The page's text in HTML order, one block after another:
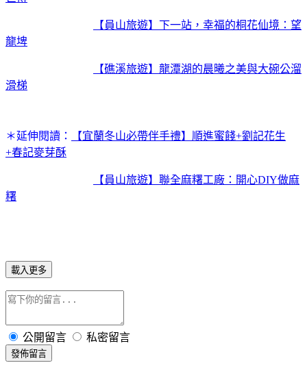
【員山旅遊】下一站，幸福的桐花仙境：望
龍埤
【礁溪旅遊】龍潭湖的晨曦之美與大碗公溜
滑梯
＊延伸閱讀：
【宜蘭冬山必帶伴手禮】順進蜜餞+劉記花生
+春記麥芽酥
【員山旅遊】聯全麻糬工廠：開心DIY做麻
糬
載入更多
公開留言 私密留言
發佈留言